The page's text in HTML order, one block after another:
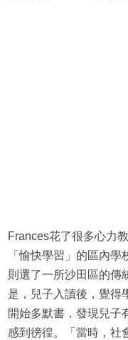
Frances花了很多心力
「愉快學習」的區內學
則選了一所沙田區的傳
是，兒子入讀後，覺得
開始多默書，發現兒子
感到徬徨。「當時，社